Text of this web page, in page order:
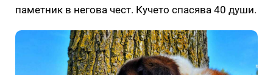
паметник в негова чест. Кучето спасява 40 души.